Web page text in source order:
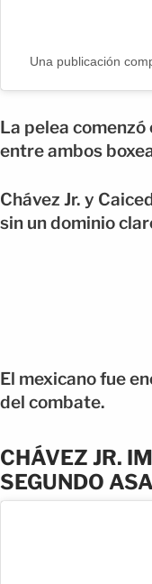
Una publicación
La pelea
entre ambos
Chávez Jr. y
sin un dominio
El mexicano fue
del combate.
CHÁVEZ JR.
SEGUNDO